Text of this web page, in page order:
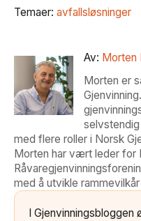
Temaer: avfallsløsninger
Av: Morten
Morten er
med flere roller i Norsk
Morten har vært leder for
med å utvikle
I Gjenvinningsbloggen